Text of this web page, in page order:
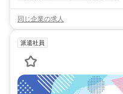
同じ企業の求人
派遣社員